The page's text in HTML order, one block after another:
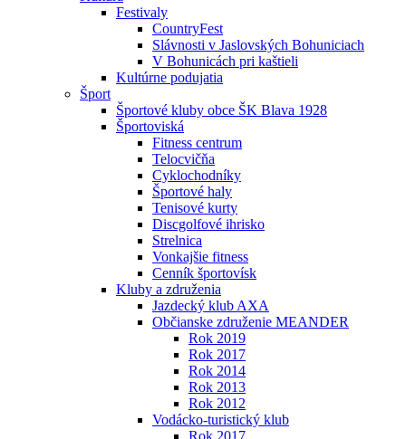
Festivaly
CountryFest
Slávnosti v Jaslovských Bohuniciach
V Bohunicách pri kaštieli
Kultúrne podujatia
Šport
Športové kluby obce ŠK Blava 1928
Športoviská
Fitness centrum
Telocvičňa
Cyklochodníky
Športové haly
Tenisové kurty
Discgolfové ihrisko
Strelnica
Vonkajšie fitness
Cenník športovísk
Kluby a združenia
Jazdecký klub AXA
Občianske združenie MEANDER
Rok 2019
Rok 2017
Rok 2014
Rok 2013
Rok 2012
Vodácko-turistický klub
Rok 2017